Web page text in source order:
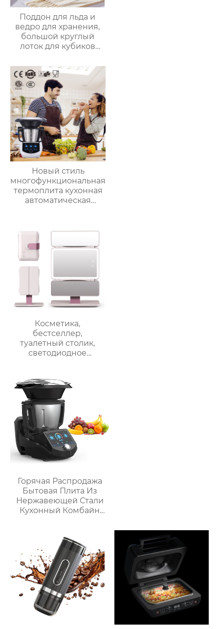
Поддон для льда и
ведро для хранения,
большой круглый
лоток для кубиков
силикона с крышкой,
изготовленный на
заказ
Новый стиль
многофункциональная
термоплита кухонная
автоматическая
3.5л robot cucina tm 6
новый термомиксер t6
Косметика,
бестселлер,
туалетный столик,
светодиодное
тройное
увеличительное
зеркало для макияжа
с подсветкой
Горячая Распродажа
Бытовая Плита Из
Нержавеющей Стали
Кухонный Комбайн
Робот De Cocina